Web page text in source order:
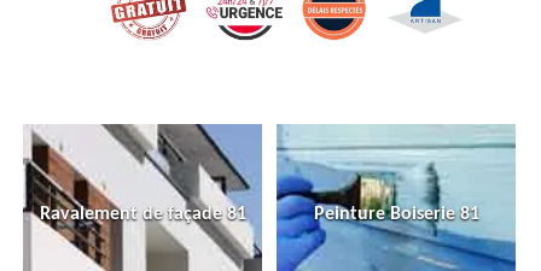
Ravalement de façade 81 Peinture Boiserie 81